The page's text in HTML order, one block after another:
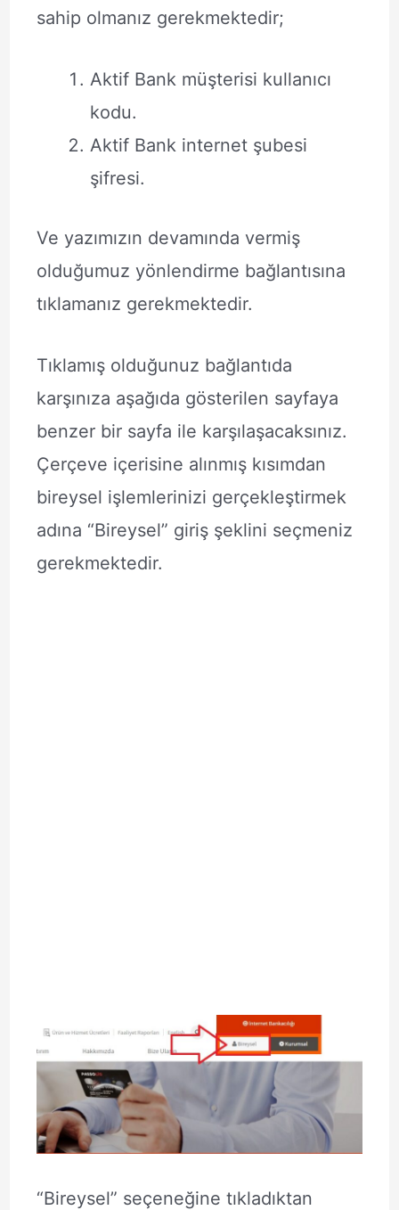
sahip olmanız gerekmektedir;
Aktif Bank müşterisi kullanıcı
kodu.
Aktif Bank internet şubesi
şifresi.
Ve yazımızın devamında vermiş
olduğumuz yönlendirme bağlantısına
tıklamanız gerekmektedir.
Tıklamış olduğunuz bağlantıda
karşınıza aşağıda gösterilen sayfaya
benzer bir sayfa ile karşılaşacaksınız.
Çerçeve içerisine alınmış kısımdan
bireysel işlemlerinizi gerçekleştirmek
adına “Bireysel” giriş şeklini seçmeniz
gerekmektedir.
“Bireysel” seçeneğine tıkladıktan